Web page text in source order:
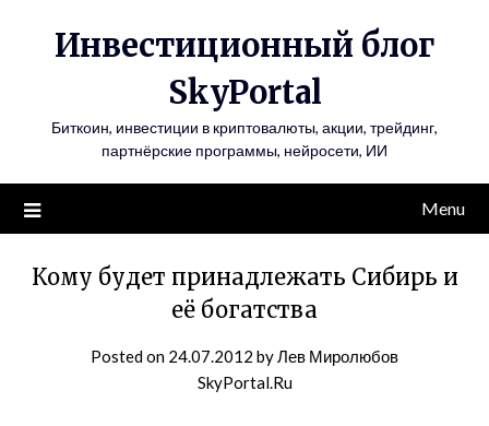
Инвестиционный блог
SkyPortal
Биткоин, инвестиции в криптовалюты, акции, трейдинг,
партнёрские программы, нейросети, ИИ
Menu
Кому будет принадлежать Сибирь и
её богатства
Posted on 24.07.2012 byЛев Миролюбов
SkyPortal.Ru